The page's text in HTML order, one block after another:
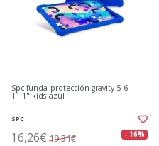
Spc funda protección gravity 5-6
11.1" kids azul
SPC
16,26€ 19,31€ - 16%